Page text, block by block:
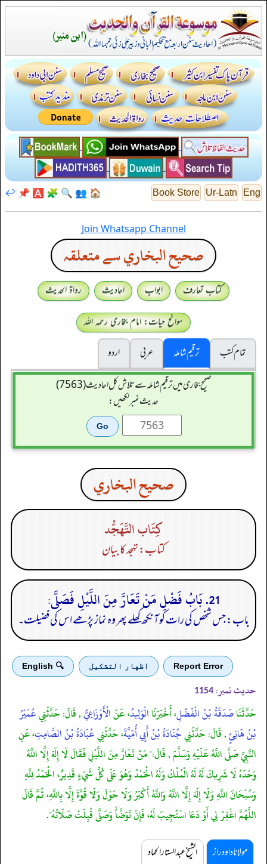
Eng
Ur-Latn
Book Store
🏠
👥
🔍
🧩
🅰️
📌
↩️
Join Whatsapp Channel
صحيح البخاري سے متعلقہ
کتاب تعارف ابواب احادیث
رواۃ الحدیث
سوانح حیات: امام بخاری رحمہ اللہ
تمام کتب
ترقیم شاملہ عربی
اردو
صحیح بخاری میں ترقیم شاملہ سے تلاش کل احادیث (7563)
حدیث نمبر لکھیں:
صحيح البخاري
كِتَاب التَّهَجُّد
کتاب: تہجد کا بیان
21. بَابُ فَضْلِ مَنْ تَعَارَّ مِنَ اللَّيْلِ فَصَلَّى:
باب: جس شخص کی رات کو آنکھ کھلے پھر وہ نماز پڑھے اس کی فضیلت۔
Report Error اظهار التشكيل 🔍 English
حدیث نمبر: 1154
حَدَّثَنَاصَدَقَةُ بْنُ الْفَضْلِ، أَخْبَرَنَاالْوَلِيدُ، عَنْالْأَوْزَاعِيُّ, قَالَ: حَدَّثَنِيعُمَيْرُ
بْنُ هَانِئٍ, قَالَ: حَدَّثَنِيجُنَادَةُ بْنُ أَبِي أُمَيَّةَ، حَدَّثَنِيعُبَادَةُ بْنُ الصَّامِتِ، عَنِ
النَّبِيِّ صَلَّى اللَّهُ عَلَيْهِ وَسَلَّمَ , قَالَ:" مَنْ تَعَارَّ مِنَ اللَّيْلِ فَقَالَ لَا إِلَهَ إِلَّا اللَّهُ
وَحْدَهُ لَا شَرِيكَ لَهُ لَهُ الْمُلْكُ وَلَهُ الْحَمْدُ وَهُوَ عَلَى كُلِّ شَيْءٍ قَدِيرٌ، الْحَمْدُ لِلَّهِ
وَسُبْحَانَ اللَّهِ وَلَا إِلَهَ إِلَّا اللَّهُ وَاللَّهُ أَكْبَرُ وَلَا حَوْلَ وَلَا قُوَّةَ إِلَّا بِاللَّهِ، ثُمَّ قَالَ
اللَّهُمَّ اغْفِرْ لِي أَوْ دَعَا اسْتُجِيبَ لَهُ، فَإِنْ تَوَضَّأَ وَصَلَّى قُبِلَتْ صَلَاتُهُ".
مولانا داود راز الشیخ عبدالستار الحماد